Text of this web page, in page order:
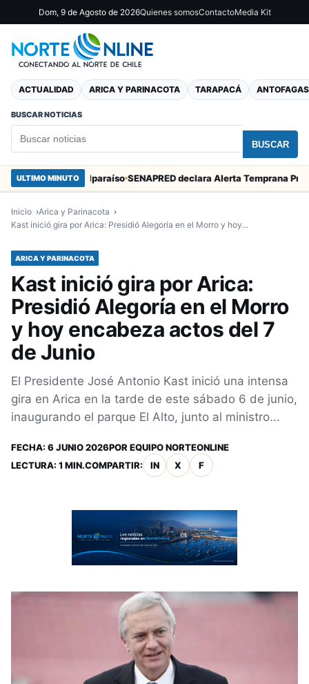
Dom, 9 de Agosto de 2026Quienes somosContactoMedia Kit
ACTUALIDAD ARICA Y PARINACOTA TARAPACÁ
BUSCAR NOTICIAS
BUSCAR
ULTIMO MINUTO
en Valparaíso
Inicio
Arica y Parinacota
Kast inició gira por Arica: Presidió Alegoría en el Morro y hoy…
ARICA Y PARINACOTA
Kast inició gira por Arica:
Presidió Alegoría en el Morro
y hoy encabeza actos del 7
de Junio
El Presidente José Antonio Kast inició una intensa
gira en Arica en la tarde de este sábado 6 de junio,
inaugurando el parque El Alto, junto al ministro...
FECHA: 6 JUNIO 2026POR EQUIPO NORTEONLINE
LECTURA: 1 MIN.COMPARTIR: IN X F